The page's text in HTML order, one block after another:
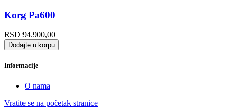
Korg Pa600
RSD 94.900,00
Dodajte u korpu
Informacije
O nama
Vratite se na početak stranice